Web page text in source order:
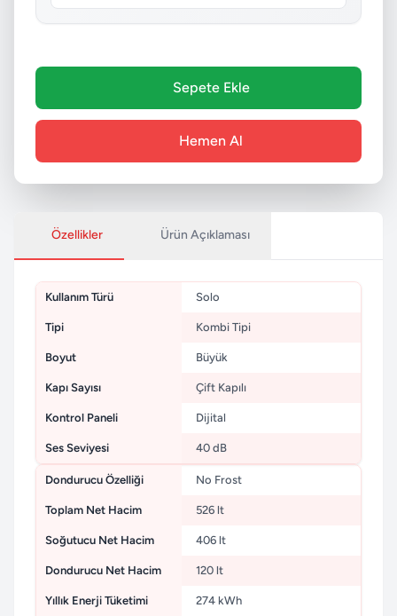
Sepete Ekle
Hemen Al
Özellikler Ürün Açıklaması
Kullanım Türü Solo
Tipi Kombi Tipi
Boyut Büyük
Kapı Sayısı Çift Kapılı
Kontrol Paneli Dijital
Ses Seviyesi 40 dB
Dondurucu Özelliği No Frost
Toplam Net Hacim 526 lt
Soğutucu Net Hacim 406 lt
Dondurucu Net Hacim 120 lt
Yıllık Enerji Tüketimi 274 kWh